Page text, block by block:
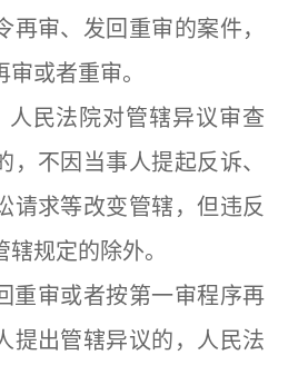
再审、发回重审的案件，
或者重审。
民法院对管辖异议审查
，不因当事人提起反诉、
请求等改变管辖，但违反
规定的除外。
重审或者按第一审程序再
提出管辖异议的，人民法